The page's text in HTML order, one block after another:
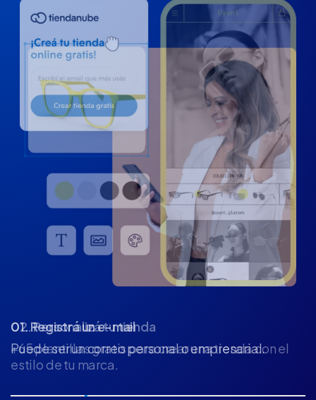
02. Personalizá tu tienda
+65 plantillas gratis para crear una tienda con el
estilo de tu marca.